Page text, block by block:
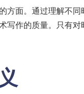
方面。通过理解不
写作的质量。只有